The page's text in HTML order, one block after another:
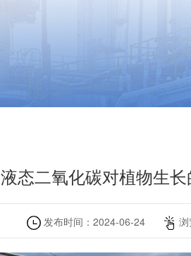
液态二氧化碳对植物生
发布时间： 2024-06-24 浏